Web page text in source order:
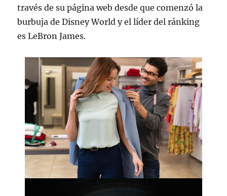
través de su página web desde que comenzó la
burbuja de Disney World y el líder del ránking
es LeBron James.